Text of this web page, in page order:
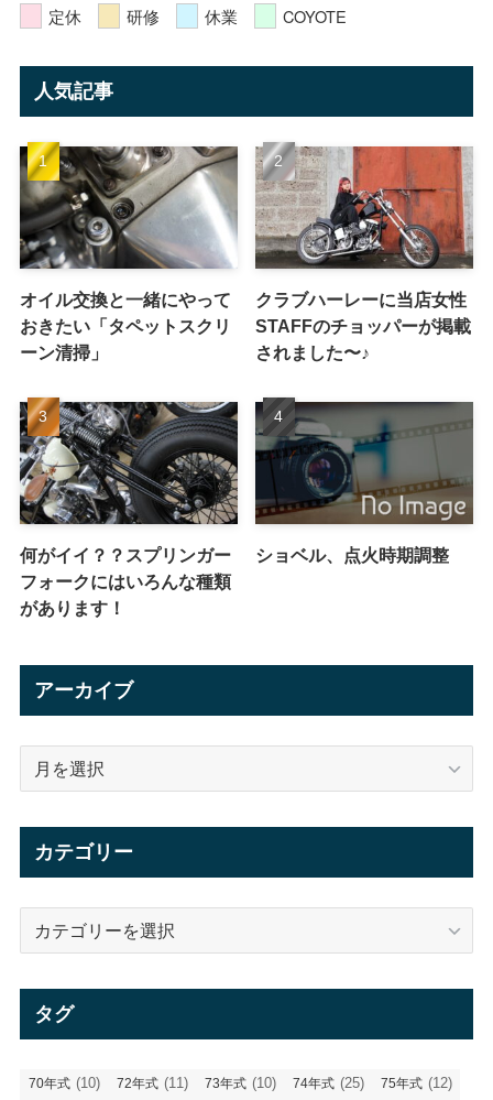
定休 研修 休業 COYOTE
人気記事
オイル交換と一緒にやって
おきたい「タペットスクリ
ーン清掃」
クラブハーレーに当店女性
STAFFのチョッパーが掲載
されました〜♪
何がイイ？？スプリンガー
フォークにはいろんな種類
があります！
ショベル、点火時期調整
アーカイブ
カテゴリー
タグ
70年式 (10) 72年式 (11) 73年式 (10) 74年式 (25) 75年式 (12)